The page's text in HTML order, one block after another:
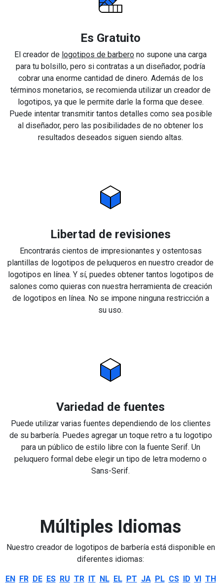
Es Gratuito
El creador de logotipos de barbero no supone una carga
para tu bolsillo, pero si contratas a un diseñador, podría
cobrar una enorme cantidad de dinero. Además de los
términos monetarios, se recomienda utilizar un creador de
logotipos, ya que le permite darle la forma que desee.
Puede intentar transmitir tantos detalles como sea posible
al diseñador, pero las posibilidades de no obtener los
resultados deseados siguen siendo altas.
Libertad de revisiones
Encontrarás cientos de impresionantes y ostentosas
plantillas de logotipos de peluqueros en nuestro creador de
logotipos en línea. Y sí, puedes obtener tantos logotipos de
salones como quieras con nuestra herramienta de creación
de logotipos en línea. No se impone ninguna restricción a
su uso.
Variedad de fuentes
Puede utilizar varias fuentes dependiendo de los clientes
de su barbería. Puedes agregar un toque retro a tu logotipo
para un público de estilo libre con la fuente Serif. Un
peluquero formal debe elegir un tipo de letra moderno o
Sans-Serif.
Múltiples Idiomas
Nuestro creador de logotipos de barbería está disponible en
diferentes idiomas:
EN FR DE ES RU TR IT NL EL PT JA PL CS ID VI TH